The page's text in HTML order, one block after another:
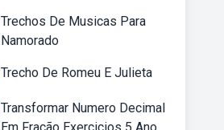
Trechos De Musicas Para
Namorado
Trecho De Romeu E Julieta
Transformar Numero Decimal